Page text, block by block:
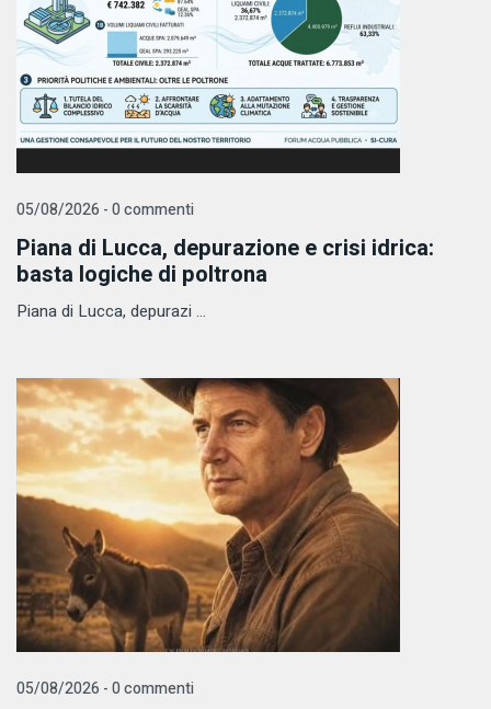
05/08/2026 - 0 commenti
Piana di Lucca, depurazione e crisi idrica:
basta logiche di poltrona
Piana di Lucca, depurazi ...
05/08/2026 - 0 commenti